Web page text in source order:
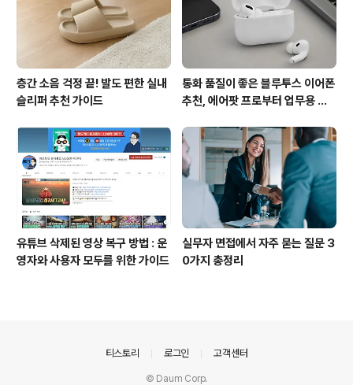
층간 소음 걱정 끝! 발도 편한 실내
슬리퍼 추천 가이드
통화 품질이 좋은 블루투스 이어폰
추천, 에어팟 프로부터 업무용 이
유튜브 삭제된 영상 복구 방법 : 운
영자와 사용자 모두를 위한 가이드
실무자 면접에서 자주 묻는 질문 3
0가지 총정리
티스토리 로그인 고객센터
© Daum Corp.